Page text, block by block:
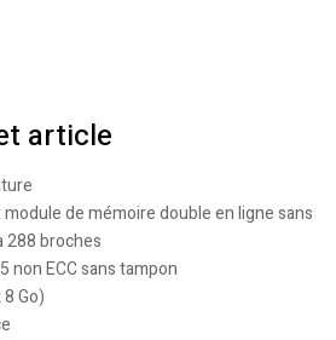
article
de mémoire double en ligne sans
288 broches
non ECC sans tampon
Go)